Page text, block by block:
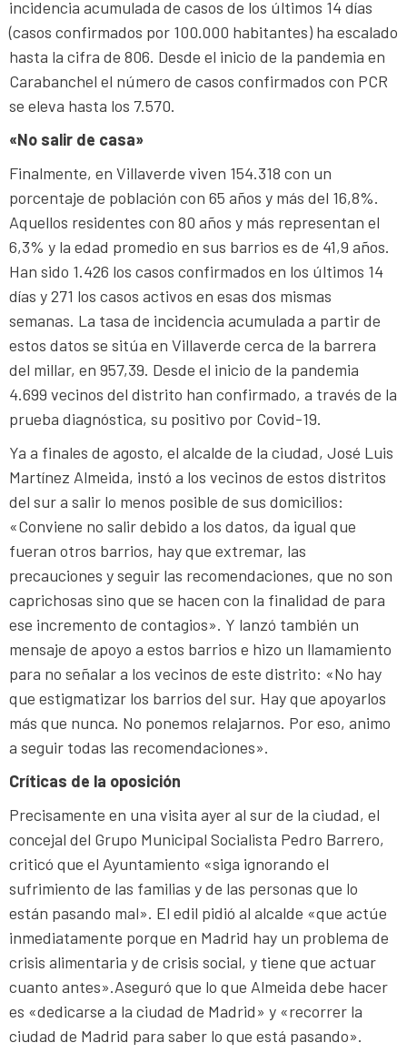
incidencia acumulada de casos de los últimos 14 días
(casos confirmados por 100.000 habitantes) ha escalado
hasta la cifra de 806. Desde el inicio de la pandemia en
Carabanchel el número de casos confirmados con PCR
se eleva hasta los 7.570.
«No salir de casa»
Finalmente, en Villaverde viven 154.318 con un
porcentaje de población con 65 años y más del 16,8%.
Aquellos residentes con 80 años y más representan el
6,3% y la edad promedio en sus barrios es de 41,9 años.
Han sido 1.426 los casos confirmados en los últimos 14
días y 271 los casos activos en esas dos mismas
semanas. La tasa de incidencia acumulada a partir de
estos datos se sitúa en Villaverde cerca de la barrera
del millar, en 957,39. Desde el inicio de la pandemia
4.699 vecinos del distrito han confirmado, a través de la
prueba diagnóstica, su positivo por Covid-19.
Ya a finales de agosto, el alcalde de la ciudad, José Luis
Martínez Almeida, instó a los vecinos de estos distritos
del sur a salir lo menos posible de sus domicilios:
«Conviene no salir debido a los datos, da igual que
fueran otros barrios, hay que extremar, las
precauciones y seguir las recomendaciones, que no son
caprichosas sino que se hacen con la finalidad de para
ese incremento de contagios». Y lanzó también un
mensaje de apoyo a estos barrios e hizo un llamamiento
para no señalar a los vecinos de este distrito: «No hay
que estigmatizar los barrios del sur. Hay que apoyarlos
más que nunca. No ponemos relajarnos. Por eso, animo
a seguir todas las recomendaciones».
Críticas de la oposición
Precisamente en una visita ayer al sur de la ciudad, el
concejal del Grupo Municipal Socialista Pedro Barrero,
criticó que el Ayuntamiento «siga ignorando el
sufrimiento de las familias y de las personas que lo
están pasando mal». El edil pidió al alcalde «que actúe
inmediatamente porque en Madrid hay un problema de
crisis alimentaria y de crisis social, y tiene que actuar
cuanto antes».Aseguró que lo que Almeida debe hacer
es «dedicarse a la ciudad de Madrid» y «recorrer la
ciudad de Madrid para saber lo que está pasando».